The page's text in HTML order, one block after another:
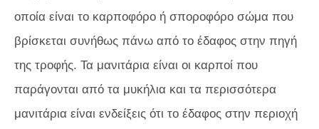
οποία είναι το καρποφόρο ή σποροφόρο σώμα που
βρίσκεται συνήθως πάνω από το έδαφος στην πηγή
της τροφής. Τα μανιτάρια είναι οι καρποί που
παράγονται από τα μυκήλια και τα περισσότερα
μανιτάρια είναι ενδείξεις ότι το έδαφος στην περιοχή